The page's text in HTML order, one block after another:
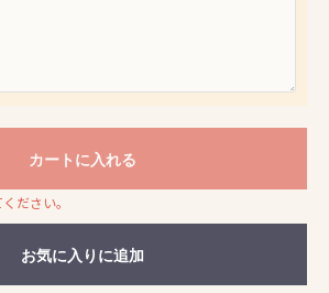
カートに入れる
ださい。
お気に入りに追加